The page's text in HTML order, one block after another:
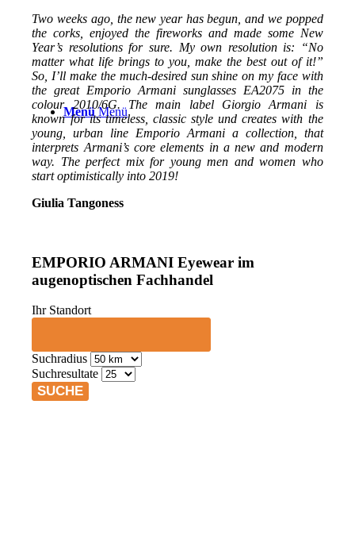
Menü Menü
Two weeks ago, the new year has begun, and we popped
the corks, enjoyed the fireworks and made some New
Year’s resolutions for sure. My own resolution is: “No
matter what life brings to you, make the best out of it!”
So, I’ll make the much-desired sun shine on my face with
the great Emporio Armani sunglasses EA2075 in the
colour 2010/6G. The main label Giorgio Armani is
known for its timeless, classic style und creates with the
young, urban line Emporio Armani a collection, that
interprets Armani’s core elements in a new and modern
way. The perfect mix for young men and women who
start optimistically into 2019!
Giulia Tangoness
EMPORIO ARMANI Eyewear im
augenoptischen Fachhandel
Ihr Standort
Suchradius
Suchresultate